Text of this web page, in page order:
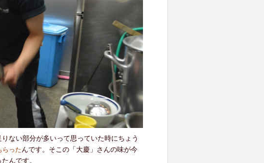
ない部分が多いって思っていた時にちょう
らった んです。そこの「大慶」さんの味が今
んです。